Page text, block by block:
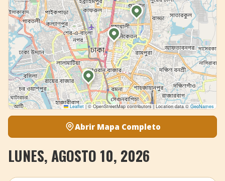
Leaflet | © OpenStreetMap contributors | Location data © GeoNames
Abrir Mapa Completo
LUNES, AGOSTO 10, 2026